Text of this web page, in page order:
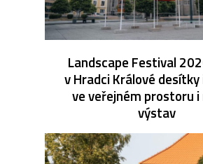
Landscape Festival
v Hradci Králové
ve veřejném prostoru i
výstav